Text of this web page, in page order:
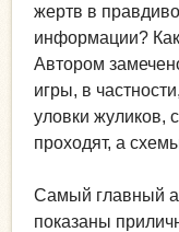
жертв в
информации?
Автором
игры, в
уловки жуликов,
проходят, а
Самый главный
показаны